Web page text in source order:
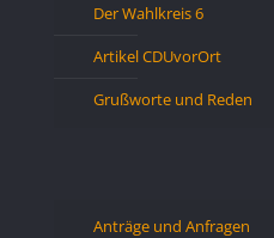
Der Wahlkreis 6
Artikel CDUvorOrt
Grußworte und Reden
Anträge und Anfragen